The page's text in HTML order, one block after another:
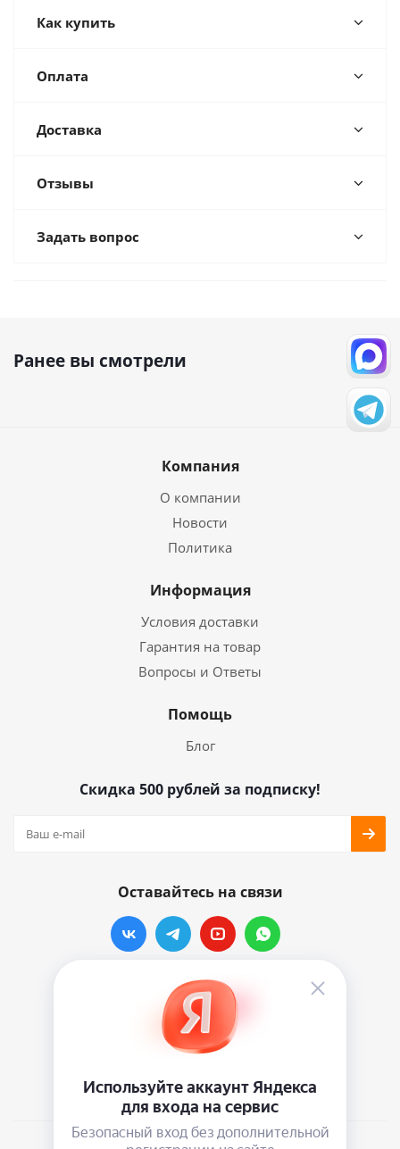
Как купить
Оплата
Доставка
Отзывы
Задать вопрос
Ранее вы смотрели
Компания
О компании
Новости
Политика
Информация
Условия доставки
Гарантия на товар
Вопросы и Ответы
Помощь
Блог
Скидка 500 рублей за подписку!
Оставайтесь на связи
Наши контакты
info@vinylmarkt.ru